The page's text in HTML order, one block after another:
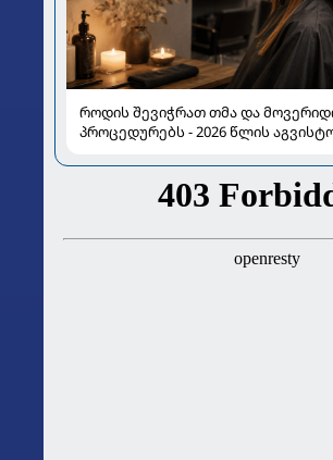
როდის შევიჭრათ თმა და
პროცედურებს - 2026 წლის